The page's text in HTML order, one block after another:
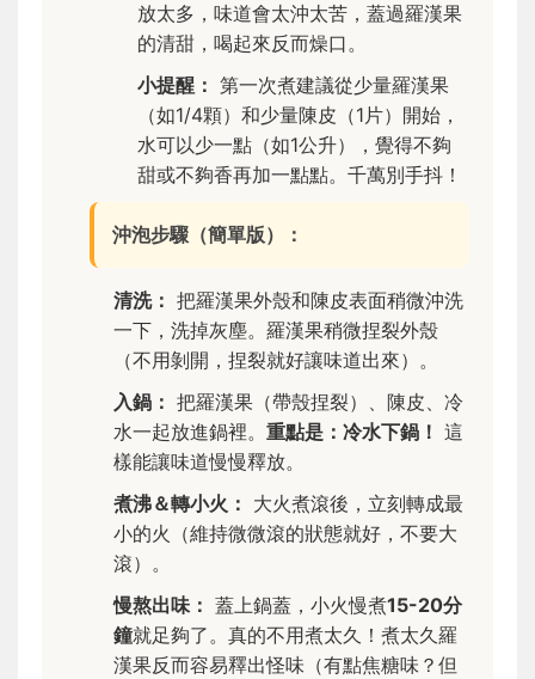
放太多，味道會太沖太苦，蓋過羅漢果
的清甜，喝起來反而燥口。
小提醒： 第一次煮建議從少量羅漢果
（如1/4顆）和少量陳皮（1片）開始，
水可以少一點（如1公升），覺得不夠
甜或不夠香再加一點點。千萬別手抖！
沖泡步驟（簡單版）：
清洗： 把羅漢果外殼和陳皮表面稍微沖洗
一下，洗掉灰塵。羅漢果稍微捏裂外殼
（不用剝開，捏裂就好讓味道出來）。
入鍋： 把羅漢果（帶殼捏裂）、陳皮、冷
水一起放進鍋裡。 重點是：冷水下鍋！ 這
樣能讓味道慢慢釋放。
煮沸＆轉小火： 大火煮滾後，立刻轉成最
小的火（維持微微滾的狀態就好，不要大
滾）。
慢熬出味： 蓋上鍋蓋，小火慢煮15-20分
鐘就足夠了。真的不用煮太久！煮太久羅
漢果反而容易釋出怪味（有點焦糖味？但